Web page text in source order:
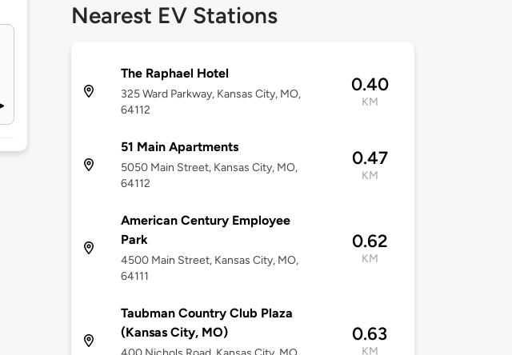
Nearest EV Stations
The Raphael Hotel
325 Ward Parkway, Kansas City, MO,
64112
0.40
KM
51 Main Apartments
5050 Main Street, Kansas City, MO,
64112
0.47
KM
American Century Employee
Park
4500 Main Street, Kansas City, MO,
64111
0.62
KM
Taubman Country Club Plaza
(Kansas City, MO)
0.63
KM